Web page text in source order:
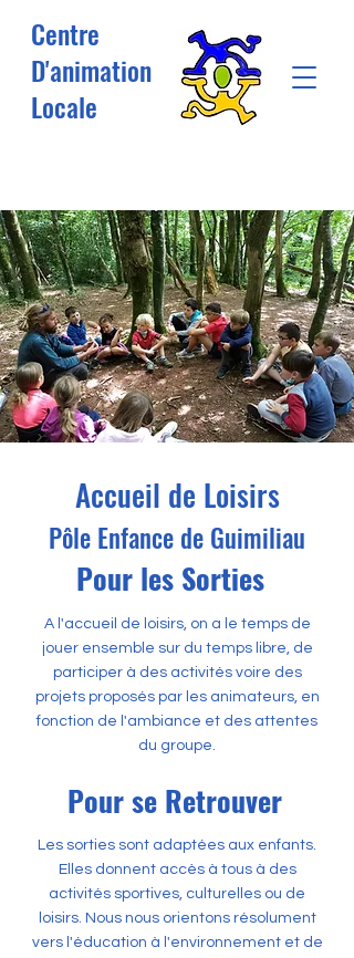
Centre
D'animation
Locale
Accueil de Loisirs
Pôle Enfance de Guimiliau
Pour les Sorties
A l'accueil de loisirs, on a le temps de
jouer ensemble sur du temps libre, de
participer à des activités voire des
projets proposés par les animateurs, en
fonction de l'ambiance et des attentes
du groupe.
Pour se Retrouver
Les sorties sont adaptées aux enfants.
Elles donnent accès à tous à des
activités sportives, culturelles ou de
loisirs. Nous nous orientons résolument
vers l'éducation à l'environnement et de